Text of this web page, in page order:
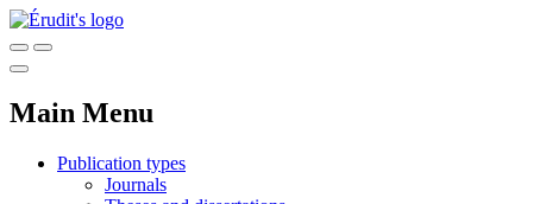
Main Menu
Publication types
Journals